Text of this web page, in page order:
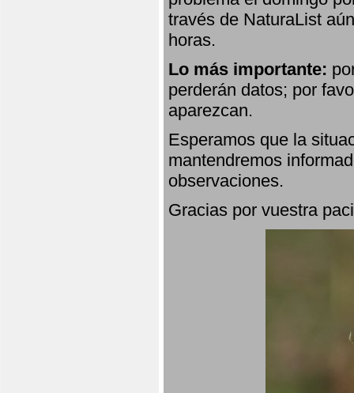
través de NaturaList
horas.
Lo más importante:
perderán datos; por
aparezcan.
Esperamos que la
mantendremos
observaciones.
Gracias por vuestra